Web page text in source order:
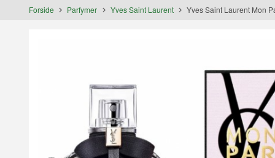
Forside Parfymer Yves Saint Laurent Yves Saint Laurent Mon